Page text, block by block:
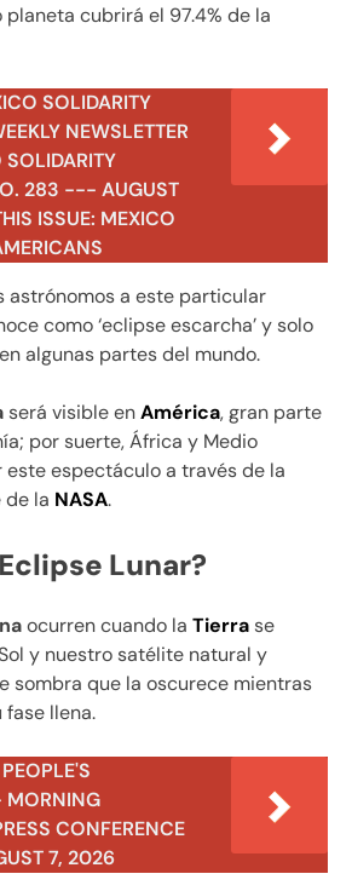
cubrirá el 97.4% de la
SOLIDARITY
NEWSLETTER
283 --- AUGUST
ISSUE: MEXICO
astrónomos a este particular
como ‘eclipse escarcha’ y solo
algunas partes del mundo.
será visible enAmérica, gran parte
por suerte, África y Medio
espectáculo a través de la
de la NASA.
Lunar?
ocurren cuando la Tierrase
y nuestro satélite natural y
sombra que la oscurece mientras
fase llena.
CONFERENCE
7, 2026